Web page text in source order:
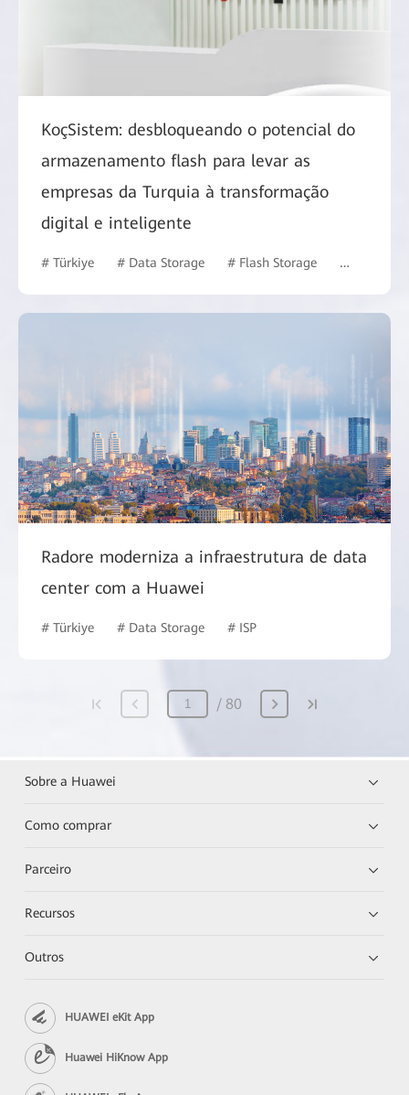
KoçSistem: desbloqueando o potencial do
armazenamento flash para levar as
empresas da Turquia à transformação
digital e inteligente
# Türkiye # Data Storage # Flash Storage # ISP
Radore moderniza a infraestrutura de data
center com a Huawei
# Türkiye # Data Storage # ISP
80
Sobre a Huawei
Como comprar
Parceiro
Recursos
Outros
HUAWEI eKit App
Huawei HiKnow App